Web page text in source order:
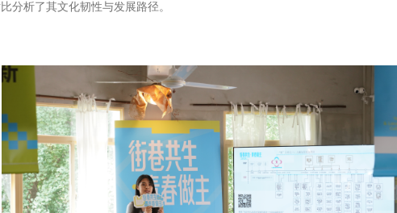
分析了其文化韧性与发展路径。